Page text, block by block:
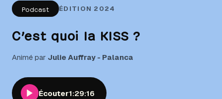
Podcast ÉDITION 2024
C’est quoi la KISS ?
Animé par Julie Auffray - Palanca
Écouter1:29:16